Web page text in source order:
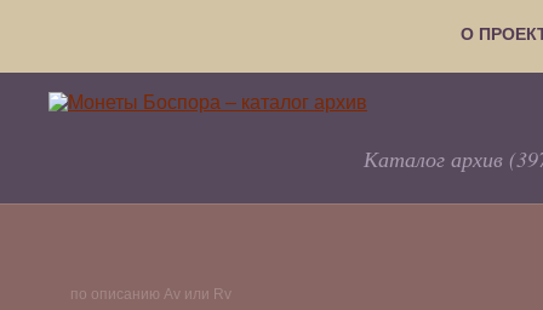
О
Каталог архив
по описанию Av или Rv